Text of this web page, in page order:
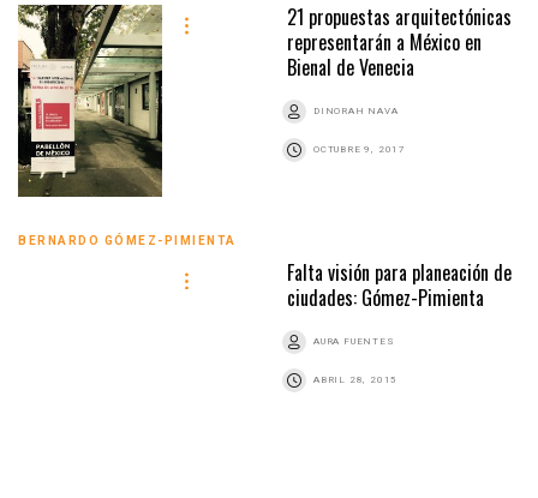
21 propuestas arquitectónicas
representarán a México en
Bienal de Venecia
DINORAH NAVA
OCTUBRE 9, 2017
BERNARDO GÓMEZ-PIMIENTA
Falta visión para planeación de
ciudades: Gómez-Pimienta
AURA FUENTES
ABRIL 28, 2015